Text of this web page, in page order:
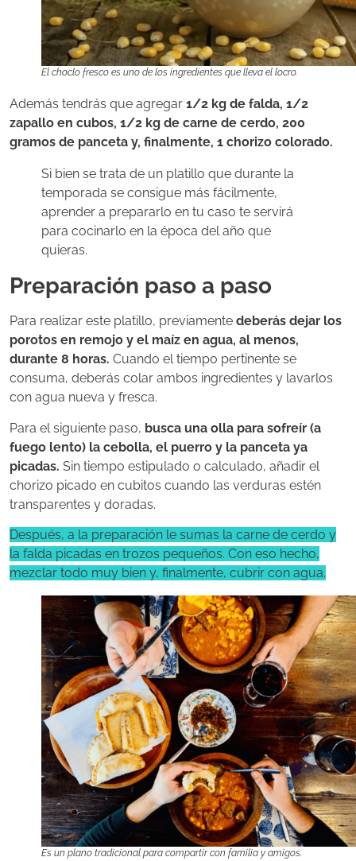
El choclo fresco es uno de los ingredientes que lleva el locro.
Además tendrás que agregar 1/2 kg de falda, 1/2
zapallo en cubos, 1/2 kg de carne de cerdo, 200
gramos de panceta y, finalmente, 1 chorizo colorado.
Si bien se trata de un platillo que durante la
temporada se consigue más fácilmente,
aprender a prepararlo en tu caso te servirá
para cocinarlo en la época del año que
quieras.
Preparación paso a paso
Para realizar este platillo, previamente deberás dejar los
porotos en remojo y el maíz en agua, al menos,
durante 8 horas. Cuando el tiempo pertinente se
consuma, deberás colar ambos ingredientes y lavarlos
con agua nueva y fresca.
Para el siguiente paso, busca una olla para sofreír (a
fuego lento) la cebolla, el puerro y la panceta ya
picadas. Sin tiempo estipulado o calculado, añadir el
chorizo picado en cubitos cuando las verduras estén
transparentes y doradas.
Después, a la preparación le sumas la carne de cerdo y
la falda picadas en trozos pequeños. Con eso hecho,
mezclar todo muy bien y, finalmente, cubrir con agua.
Es un plano tradicional para compartir con familia y amigos.